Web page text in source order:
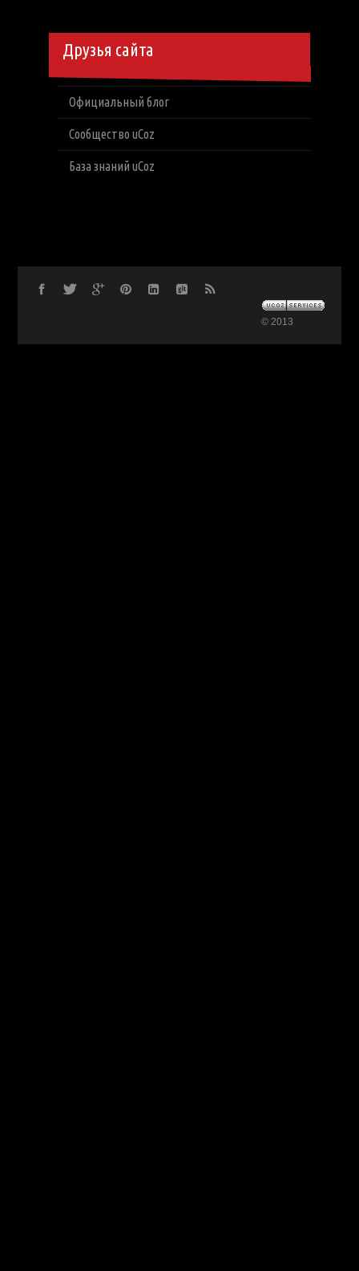
Друзья сайта
Официальный блог
Сообщество uCoz
База знаний uCoz
© 2013